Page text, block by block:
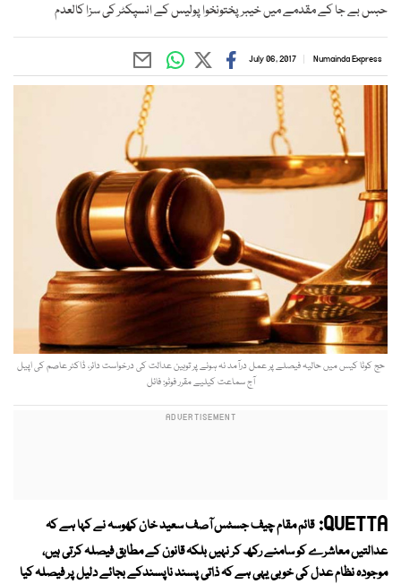
حبس بے جا کے مقدمے میں خیبر پختونخوا پولیس کے انسپکٹر کی سزا کالعدم
Numainda Express
July 06, 2017
حج کوٹا کیس میں حالیہ فیصلے پر عمل درآمد نہ ہونے پر توہین عدالت کی درخواست دائر، ڈاکٹر عاصم کی اپیل
آج سماعت کیلیے مقرر فوٹو: فائل
QUETTA: قائم مقام چیف جسٹس آصف سعید خان کھوسہ نے کہا ہے کہ
عدالتیں معاشرے کو سامنے رکھ کر نہیں بلکہ قانون کے مطابق فیصلہ کرتی ہیں،
موجودہ نظام عدل کی خوبی یہی ہے کہ ذاتی پسند ناپسندکے بجائے دلیل پر فیصلہ کیا